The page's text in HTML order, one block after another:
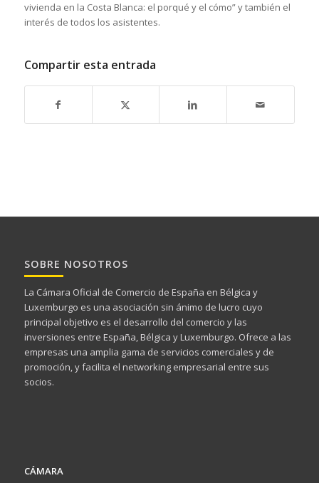
vivienda en la Costa Blanca: el porqué y el cómo” y también el
interés de todos los asistentes.
Compartir esta entrada
SOBRE NOSOTROS
La Cámara Oficial de Comercio de España en Bélgica y
Luxemburgo es una asociación sin ánimo de lucro cuyo
principal objetivo es el desarrollo del comercio y las
inversiones entre España, Bélgica y Luxemburgo. Ofrece a las
empresas una amplia gama de servicios comerciales y de
promoción, y facilita el networking empresarial entre sus
socios.
CÁMARA